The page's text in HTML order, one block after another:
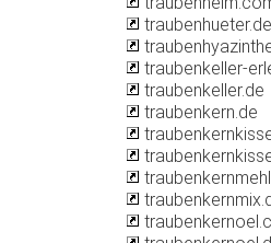
traubenhueter.de
traubenkeller-
traubenkeller.de
traubenkern.de